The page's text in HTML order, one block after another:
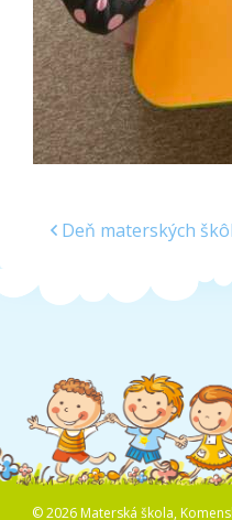
Deň materských škôl
© 2026 Materská škola,